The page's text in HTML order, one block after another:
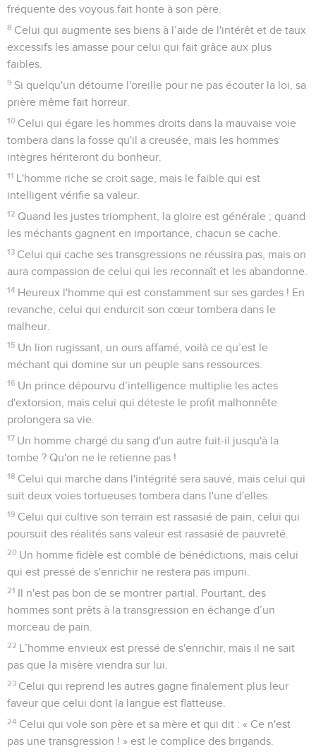
fréquente des voyous fait honte à son père.
8 Celui qui augmente ses biens à l’aide de l'intérêt et de taux
excessifs les amasse pour celui qui fait grâce aux plus
faibles.
9 Si quelqu'un détourne l'oreille pour ne pas écouter la loi, sa
prière même fait horreur.
10 Celui qui égare les hommes droits dans la mauvaise voie
tombera dans la fosse qu'il a creusée, mais les hommes
intègres hériteront du bonheur.
11 L'homme riche se croit sage, mais le faible qui est
intelligent vérifie sa valeur.
12 Quand les justes triomphent, la gloire est générale ; quand
les méchants gagnent en importance, chacun se cache.
13 Celui qui cache ses transgressions ne réussira pas, mais on
aura compassion de celui qui les reconnaît et les abandonne.
14 Heureux l'homme qui est constamment sur ses gardes ! En
revanche, celui qui endurcit son cœur tombera dans le
malheur.
15 Un lion rugissant, un ours affamé, voilà ce qu’est le
méchant qui domine sur un peuple sans ressources.
16 Un prince dépourvu d’intelligence multiplie les actes
d'extorsion, mais celui qui déteste le profit malhonnête
prolongera sa vie.
17 Un homme chargé du sang d'un autre fuit-il jusqu'à la
tombe ? Qu'on ne le retienne pas !
18 Celui qui marche dans l'intégrité sera sauvé, mais celui qui
suit deux voies tortueuses tombera dans l'une d'elles.
19 Celui qui cultive son terrain est rassasié de pain, celui qui
poursuit des réalités sans valeur est rassasié de pauvreté.
20 Un homme fidèle est comblé de bénédictions, mais celui
qui est pressé de s'enrichir ne restera pas impuni.
21 Il n'est pas bon de se montrer partial. Pourtant, des
hommes sont prêts à la transgression en échange d’un
morceau de pain.
22 L’homme envieux est pressé de s'enrichir, mais il ne sait
pas que la misère viendra sur lui.
23 Celui qui reprend les autres gagne finalement plus leur
faveur que celui dont la langue est flatteuse.
24 Celui qui vole son père et sa mère et qui dit : « Ce n'est
pas une transgression ! » est le complice des brigands.